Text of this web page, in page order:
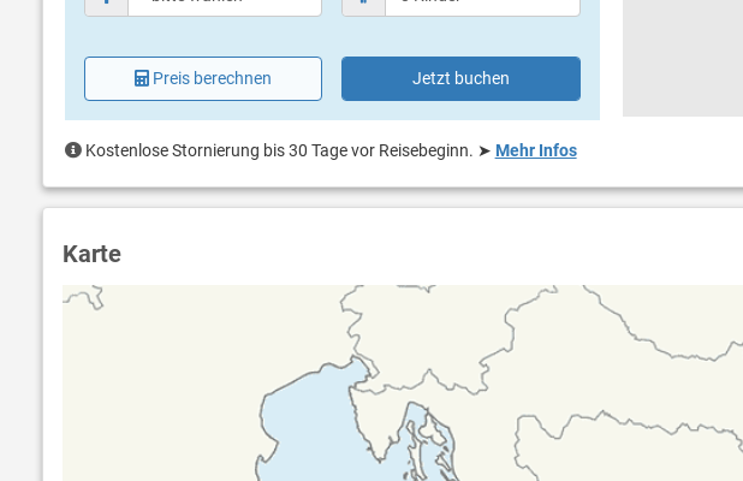
Preis berechnen Jetzt buchen
Kostenlose Stornierung bis 30 Tage vor Reisebeginn. ➤ Mehr Infos
Karte